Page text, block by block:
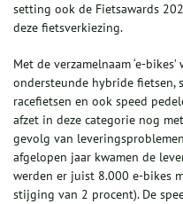
setting ook de Fietsawards
deze fietsverkiezing.
Met de verzamelnaam ‘e-
ondersteunde hybride fietsen,
racefietsen en ook speed
afzet in deze categorie nog
gevolg van
afgelopen jaar kwamen de
werden er juist 8.000 e-bikes
stijging van 2 procent). De